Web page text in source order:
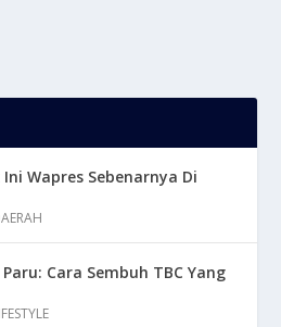
Ini Wapres Sebenarnya Di
Cara Sembuh TBC Yang